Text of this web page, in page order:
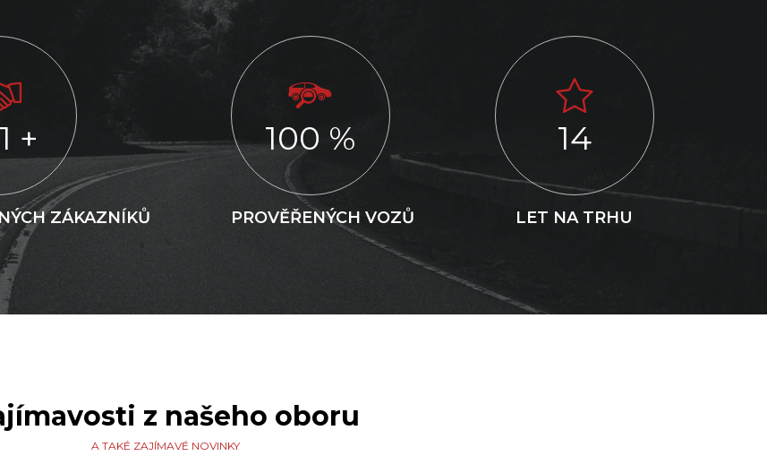
+
ZÁKAZNÍKŮ
100 %
PROVĚŘENÝCH VOZŮ
14
LET NA TRHU
z našeho oboru
A TAKÉ ZAJÍMAVÉ NOVINKY